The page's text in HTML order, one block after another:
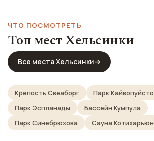
ЧТО ПОСМОТРЕТЬ
Топ мест Хельсинки
Все места Хельсинки→
Крепость Свеаборг
Парк Кайвопуйсто
Парк Эспланады
Бассейн Кумпула
Парк Синебрюхова
Сауна Котихарьюн